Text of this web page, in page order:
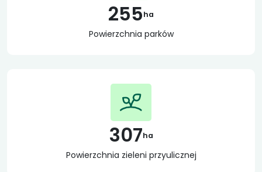
255ha
Powierzchnia parków
307ha
Powierzchnia zieleni przyulicznej